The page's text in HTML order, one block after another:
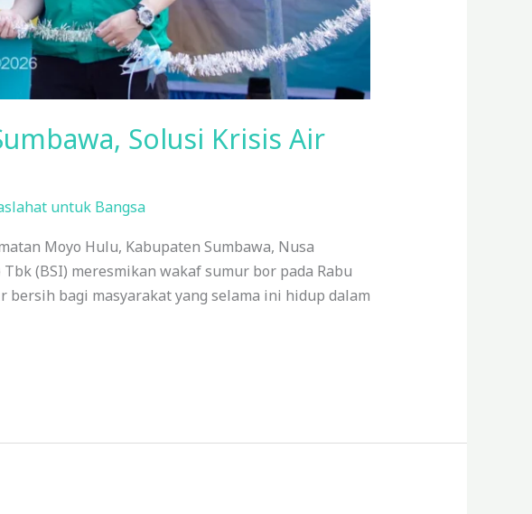
Solusi Krisis Air
untuk Bangsa
Moyo Hulu, Kabupaten Sumbawa, Nusa
(BSI) meresmikan wakaf sumur bor pada Rabu
bagi masyarakat yang selama ini hidup dalam